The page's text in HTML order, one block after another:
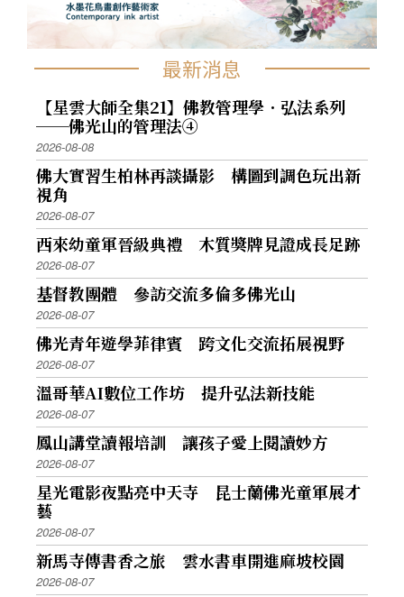
最新消息
【星雲大師全集21】佛教管理學．弘法系列
──佛光山的管理法④
2026-08-08
佛大實習生柏林再談攝影 構圖到調色玩出新
視角
2026-08-07
西來幼童軍晉級典禮 木質獎牌見證成長足跡
2026-08-07
基督教團體 參訪交流多倫多佛光山
2026-08-07
佛光青年遊學菲律賓 跨文化交流拓展視野
2026-08-07
溫哥華AI數位工作坊 提升弘法新技能
2026-08-07
鳳山講堂讀報培訓 讓孩子愛上閱讀妙方
2026-08-07
星光電影夜點亮中天寺 昆士蘭佛光童軍展才
藝
2026-08-07
新馬寺傳書香之旅 雲水書車開進麻坡校園
2026-08-07